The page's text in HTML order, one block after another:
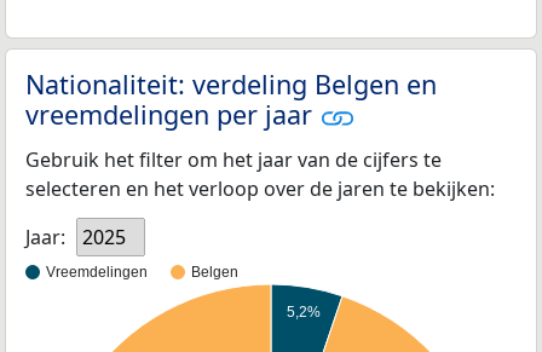
Nationaliteit: verdeling Belgen en
vreemdelingen per jaar
Gebruik het filter om het jaar van de cijfers te
selecteren en het verloop over de jaren te bekijken:
Jaar:
2025
Vreemdelingen Belgen
5,2%